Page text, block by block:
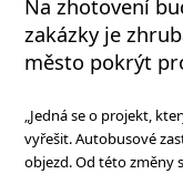
Na zhotovení
zakázky je
město pokrýt
„Jedná se o projekt,
vyřešit. Autobusové
objezd. Od této změny